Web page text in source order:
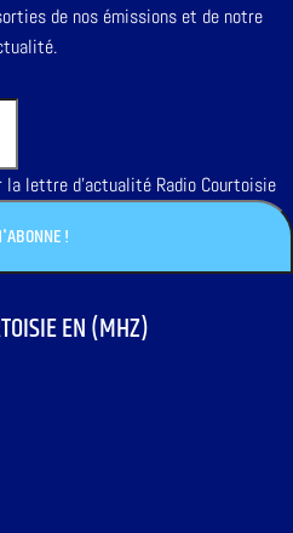
de nos émissions et de notre
la lettre d'actualité Radio Courtoisie
EN (MHZ)